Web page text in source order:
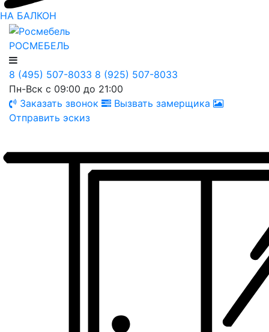
НА БАЛКОН
РОСМЕБЕЛЬ
8 (495) 507-8033 8 (925) 507-8033
Пн-Вск с 09:00 до 21:00
Заказать звонок
Вызвать замерщика
Отправить эскиз